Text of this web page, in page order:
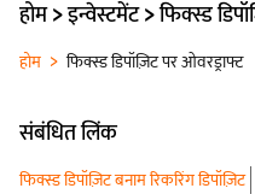
होम > इन्वेस्टमेंट > फिक्स्ड
होम फिक्स्ड डिपॉज़िट पर ओवरड्राफ्ट
संबंधित लिंक
फिक्स्ड डिपॉज़िट बनाम रिकरिंग डिपॉज़िट